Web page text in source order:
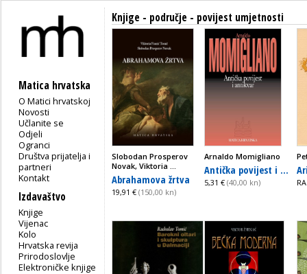
Matica hrvatska
O Matici hrvatskoj
Novosti
Učlanite se
Odjeli
Ogranci
Društva prijatelja i
partneri
Kontakt
Izdavaštvo
Knjige
Vijenac
Kolo
Hrvatska revija
Prirodoslovlje
Elektroničke knjige
Knjige - područje - povijest umjetnosti
Slobodan Prosperov
Novak, Viktoria ...
Abrahamova žrtva
19,91 € (150,00 kn)
Arnaldo Momigliano
Antička povijest i ...
5,31 € (40,00 kn)